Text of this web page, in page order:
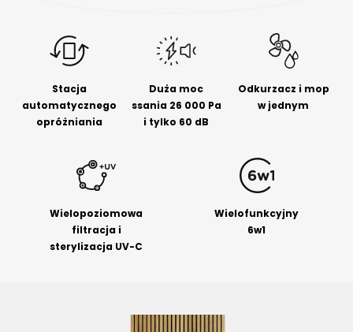
Stacja
automatycznego
opróżniania
Duża moc
ssania 26 000 Pa
i tylko 60 dB
Odkurzacz i mop
w jednym
Wielopoziomowa
filtracja i
sterylizacja UV-C
Wielofunkcyjny
6w1